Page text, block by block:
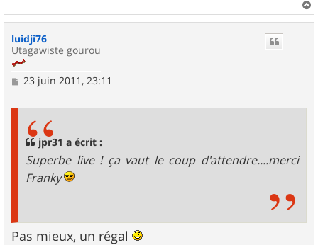
a
luidji76
Utagawiste gourou
M
23 juin 2011, 23:11
jpr31 a écrit :
Superbe live ! ça vaut le coup d'attendre....merci
Franky
Pas mieux, un régal